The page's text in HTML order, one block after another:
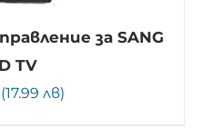
за SANG
TV
лв)